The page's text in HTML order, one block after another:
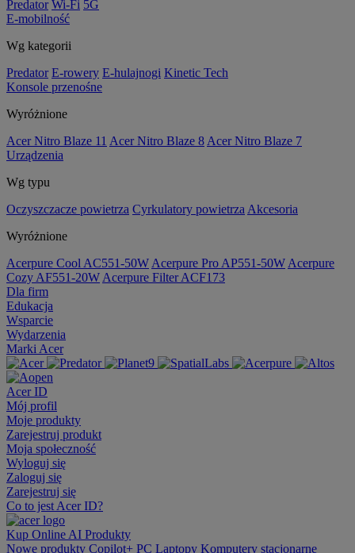
Predator Wi-Fi 5G
E-mobilność
Wg kategorii
Predator E-rowery E-hulajnogi Kinetic Tech
Konsole przenośne
Wyróżnione
Acer Nitro Blaze 11 Acer Nitro Blaze 8 Acer Nitro Blaze 7
Urządzenia
Wg typu
Oczyszczacze powietrza Cyrkulatory powietrza Akcesoria
Wyróżnione
Acerpure Cool AC551-50W Acerpure Pro AP551-50W Acerpure
Cozy AF551-20W Acerpure Filter ACF173
Dla firm
Edukacja
Wsparcie
Wydarzenia
Marki Acer
Acer ID
Mój profil
Moje produkty
Zarejestruj produkt
Moja społeczność
Wyloguj się
Zaloguj się
Zarejestruj się
Co to jest Acer ID?
Kup Online AI Produkty
Nowe produkty Copilot+ PC Laptopy Komputery stacjonarne